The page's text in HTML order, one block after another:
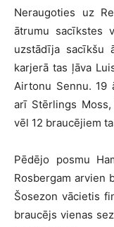
Neraugoties uz
ātrumu sacīkstes
uzstādīja sacīkšu
karjerā tas ļāva
Airtonu Sennu. 19
arī Stērlings
vēl 12 braucējiem
Pēdējo posmu
Rosbergam arvien
Šosezon vācietis
braucējs vienas